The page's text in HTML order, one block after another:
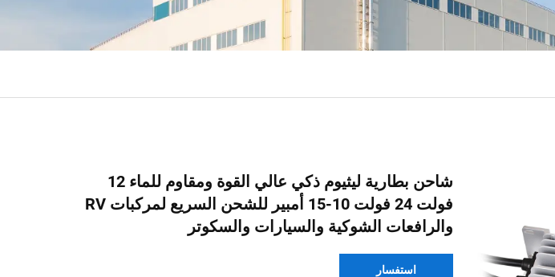
شاحن بطارية ليثيوم ذكي عالي القوة ومقاوم للماء 12
فولت 24 فولت 10-15 أمبير للشحن السريع لمركبات RV
والرافعات الشوكية والسيارات والسكوتر
استفسار